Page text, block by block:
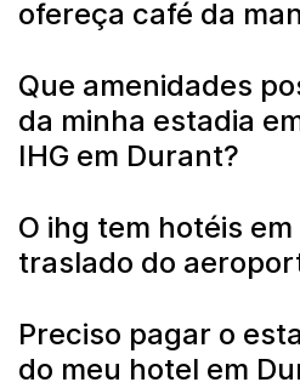
ofereça café da
Que amenidades
da minha estadia
IHG em Durant?
O ihg tem hotéis
traslado do
Preciso pagar o
do meu hotel em